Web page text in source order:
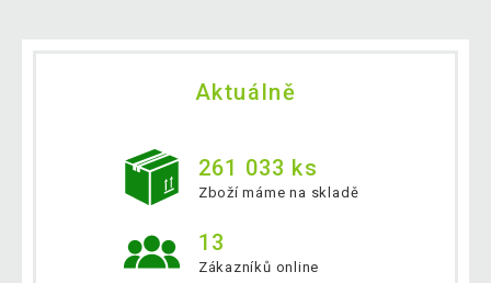
Aktuálně
261 033 ks
Zboží máme na skladě
13
Zákazníků online